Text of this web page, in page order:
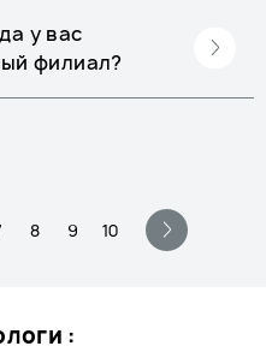
у вас
филиал?
8 9 10
: